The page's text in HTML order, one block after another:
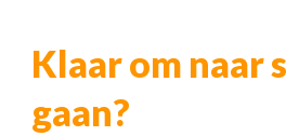
Klaar om naar
gaan?